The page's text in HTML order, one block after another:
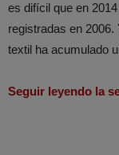
es difícil que en
registradas en
textil ha acumulado
Seguir leyendo la